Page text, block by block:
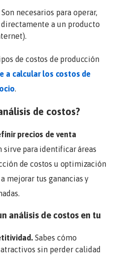
Son necesarios para operar,
directamente a un producto
de costos de producción
a calcular los costos de
de costos?
precios de venta
sirve para identificar áreas
de costos u optimización
mejorar tus ganancias y
análisis de costos en tu
Sabes cómo
sin perder calidad